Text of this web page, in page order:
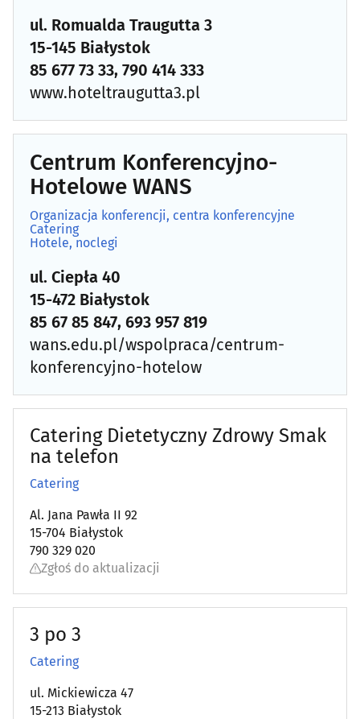
Bielizna - producenci, hurtownie (18)
Biura matrymonialne(0)
Catering(9)
Dezynfekcja, dezynsekcja, deratyzacja(11)
DVD - produkcja, sprzedaż, kopiowanie
Elektromechanika(9)
(22)
Fotografia - usługi (55)
Gaz - dystrybucja, napełnianie
Introligatornie(4)
Kamieniarze
Kominiarze(8)
Kosmetyki - producenci, hurtownie
ul. Romualda Traugutta 3
15-145 Białystok
85 677 73 33, 790 414 333
www.hoteltraugutta3.pl
Centrum Konferencyjno-
Hotelowe WANS
Organizacja konferencji, centra konferencyjne
Catering
Hotele, noclegi
ul. Ciepła 40
15-472 Białystok
85 67 85 847, 693 957 819
wans.edu.pl/wspolpraca/centrum-
konferencyjno-hotelow
Catering Dietetyczny Zdrowy Smak
na telefon
Catering
Al. Jana Pawła II 92
15-704 Białystok
790 329 020
Zgłoś do aktualizacji
3 po 3
Catering
ul. Mickiewicza 47
15-213 Białystok